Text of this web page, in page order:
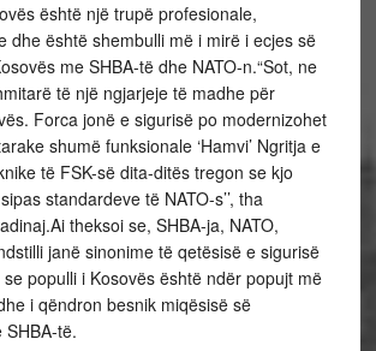
është një trupë profesionale,
dhe është shembulli më i mirë i ecjes së
me SHBA-të dhe NATO-n.“Sot, ne
të një ngjarjeje të madhe për
Forca jonë e sigurisë po modernizohet
shumë funksionale ‘Hamvi’ Ngritja e
të FSK-së dita-ditës tregon se kjo
standardeve të NATO-s’’, tha
theksoi se, SHBA-ja, NATO,
janë sinonime të qetësisë e sigurisë
populli i Kosovës është ndër popujt më
i qëndron besnik miqësisë së
të.